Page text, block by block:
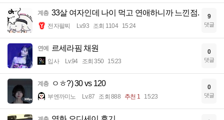
계층 33살 여자인데 나이 먹고 연애하니까 느낀점.
전자팔찌 Lv.93 조회 1104 15:24
9
댓글
연예 르세라핌 채원
입사 Lv.94 조회 350 15:23
0
댓글
계층 ㅇㅎ?) 30 vs 120
부엔까미노 Lv.87 조회 888 추천 1 15:23
0
댓글